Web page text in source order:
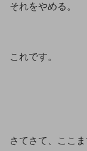
それをやめる。
これです。
さてさて、ここ